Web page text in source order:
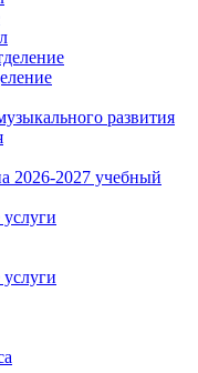
развития
2026-2027 учебный